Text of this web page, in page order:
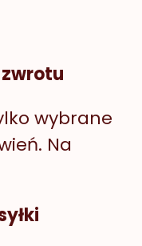
wybrane
Na